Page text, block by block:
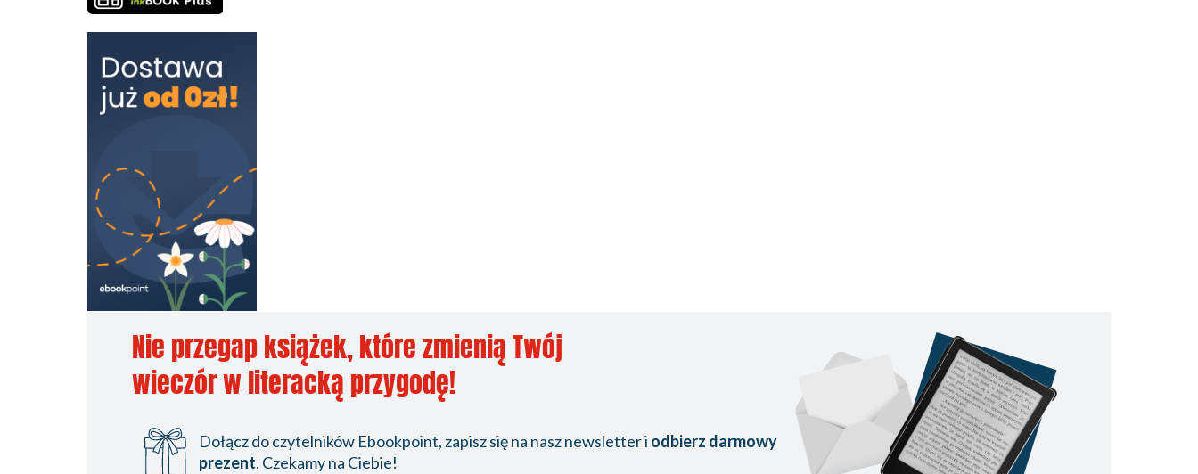
Nie przegap książek, które zmienią Twój
wieczór w literacką przygodę!
Dołącz do czytelników Ebookpoint, zapisz się na nasz newsletter i odbierz darmowy
prezent. Czekamy na Ciebie!